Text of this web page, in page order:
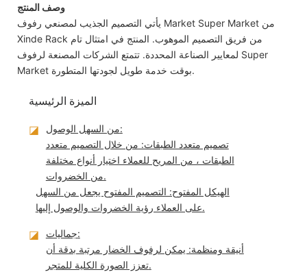
وصف المنتج
يأتي التصميم الجذيب لمصنعي رفوف Market Super Market من
Xinde Rack من فريق التصميم الموهوب. المنتج في امتثال تام
لمعايير الصناعة المحددة. تتمتع الشركات المصنعة لرفوف Super
Market بوقت خدمة طويل لجودتها المتطورة.
الميزة الرئيسية
◪
من السهل الوصول:
تصميم متعدد الطبقات: من خلال التصميم متعدد
الطبقات ، من المريح للعملاء اختيار أنواع مختلفة
من الخضروات.
الهيكل المفتوح: التصميم المفتوح يجعل من السهل
على العملاء رؤية الخضروات والوصول إليها.
◪
جماليات:
أنيقة ومنظمة: يمكن لرفوف الخضار مرتبة بدقة أن
تعزز الصورة الكلية للمتجر.